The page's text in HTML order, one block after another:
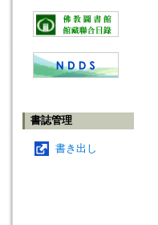
書誌管理
書き出し